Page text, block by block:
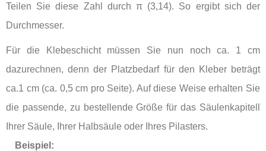
Teilen Sie diese Zahl durch π (3,14). So ergibt sich der
Durchmesser.
Für die Klebeschicht müssen Sie nun noch ca. 1 cm
dazurechnen, denn der Platzbedarf für den Kleber beträgt
ca.1 cm (ca. 0,5 cm pro Seite). Auf diese Weise erhalten Sie
die passende, zu bestellende Größe für das Säulenkapitell
Ihrer Säule, Ihrer Halbsäule oder Ihres Pilasters.
Beispiel: